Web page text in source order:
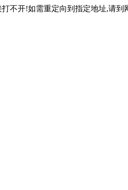
不开!如需重定向到指定地址,请到